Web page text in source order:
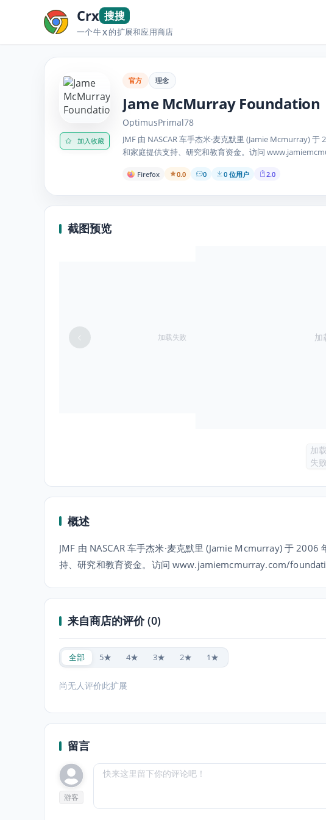
Crx 搜搜
一个牛X的扩展和应用商店
加入收藏
官方 理念
Jame McMurray Foundation
OptimusPrimal78
JMF 由 NASCAR 车手杰米·麦克默里 (Jamie Mcmurray)
和家庭提供支持、研究和教育资金。访问
Firefox 0.0 0 0 位用户 2.0
截图预览
加载失败 加
加载
失败
概述
JMF 由 NASCAR 车手杰米·麦克默里 (Jamie Mcmurray) 于
持、研究和教育资金。访问 www.jamiemcmurray.com/
来自商店的评价 (0)
全部 5★ 4★ 3★ 2★ 1★
尚无人评价此扩展
留言
游客